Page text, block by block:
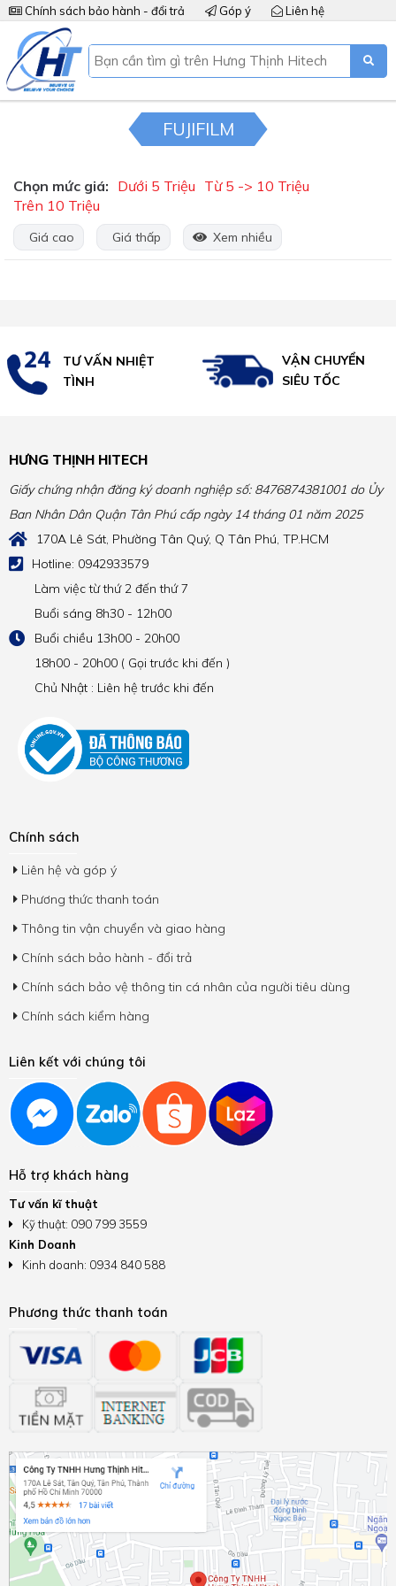
Chính sách bảo hành - đổi trả Góp ý Liên hệ
FUJIFILM
Chọn mức giá: Dưới 5 Triệu Từ 5 -> 10 Triệu
Trên 10 Triệu
Giá cao Giá thấp Xem nhiều
TƯ VẤN NHIỆT
TÌNH
VẬN CHUYỂN
SIÊU TỐC
HƯNG THỊNH HITECH
Giấy chứng nhận đăng ký doanh nghiệp số: 8476874381001 do Ủy
Ban Nhân Dân Quận Tân Phú cấp ngày 14 tháng 01 năm 2025
170A Lê Sát, Phường Tân Quý, Q Tân Phú, TP.HCM
Hotline: 0942933579
Làm việc từ thứ 2 đến thứ 7
Buổi sáng 8h30 - 12h00
Buổi chiều 13h00 - 20h00
18h00 - 20h00 ( Gọi trước khi đến )
Chủ Nhật : Liên hệ trước khi đến
Chính sách
Liên hệ và góp ý
Phương thức thanh toán
Thông tin vận chuyển và giao hàng
Chính sách bảo hành - đổi trả
Chính sách bảo vệ thông tin cá nhân của người tiêu dùng
Chính sách kiểm hàng
Liên kết với chúng tôi
Hỗ trợ khách hàng
Tư vấn kĩ thuật
Kỹ thuật: 090 799 3559
Kinh Doanh
Kinh doanh: 0934 840 588
Phương thức thanh toán